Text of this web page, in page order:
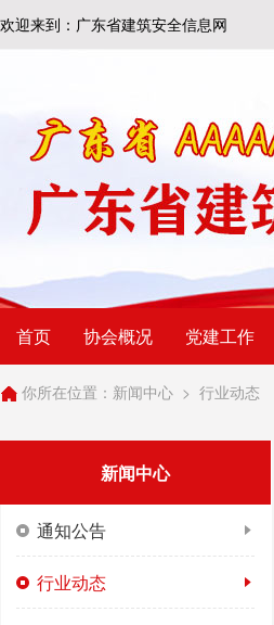
欢迎来到：广东省建筑安全信息网
首页 协会概况 党建工作
你所在位置： 新闻中心 > 行业动态
新闻中心
通知公告
行业动态